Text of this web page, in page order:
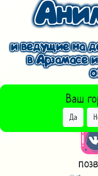
и ведущие на
в Арзамасе
Ваш
Да